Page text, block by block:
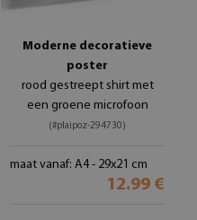
Moderne decoratieve
poster
rood gestreept shirt met
een groene microfoon
(#plaipoz-294730)
maat vanaf: A4 - 29x21 cm
12.99 €